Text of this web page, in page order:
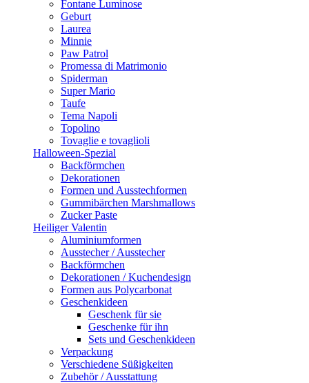
Fontane Luminose
Geburt
Laurea
Minnie
Paw Patrol
Promessa di Matrimonio
Spiderman
Super Mario
Taufe
Tema Napoli
Topolino
Tovaglie e tovaglioli
Halloween-Spezial
Backförmchen
Dekorationen
Formen und Ausstechformen
Gummibärchen Marshmallows
Zucker Paste
Heiliger Valentin
Aluminiumformen
Ausstecher / Ausstecher
Backförmchen
Dekorationen / Kuchendesign
Formen aus Polycarbonat
Geschenkideen
Geschenk für sie
Geschenke für ihn
Sets und Geschenkideen
Verpackung
Verschiedene Süßigkeiten
Zubehör / Ausstattung